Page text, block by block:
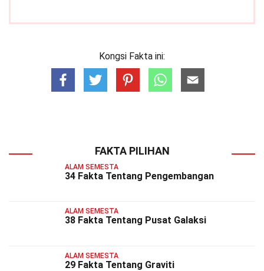
Kongsi Fakta ini:
FAKTA PILIHAN
ALAM SEMESTA
34 Fakta Tentang Pengembangan
ALAM SEMESTA
38 Fakta Tentang Pusat Galaksi
ALAM SEMESTA
29 Fakta Tentang Graviti